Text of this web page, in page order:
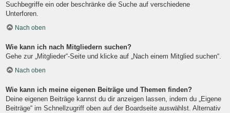
Suchbegriffe ein oder beschränke die Suche auf verschiedene
Unterforen.
Nach oben
Wie kann ich nach Mitgliedern suchen?
Gehe zur „Mitglieder“-Seite und klicke auf „Nach einem Mitglied suchen“.
Nach oben
Wie kann ich meine eigenen Beiträge und Themen finden?
Deine eigenen Beiträge kannst du dir anzeigen lassen, indem du „Eigene
Beiträge“ im Schnellzugriff oben auf der Boardseite auswählst. Alternativ